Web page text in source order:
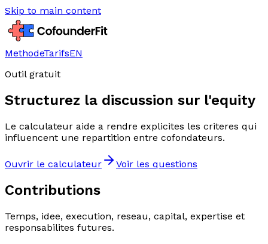
Skip to main content
MethodeTarifsEN
Outil gratuit
Structurez la discussion sur l'equity
Le calculateur aide a rendre explicites les criteres qui
influencent une repartition entre cofondateurs.
Ouvrir le calculateur Voir les questions
Contributions
Temps, idee, execution, reseau, capital, expertise et
responsabilites futures.